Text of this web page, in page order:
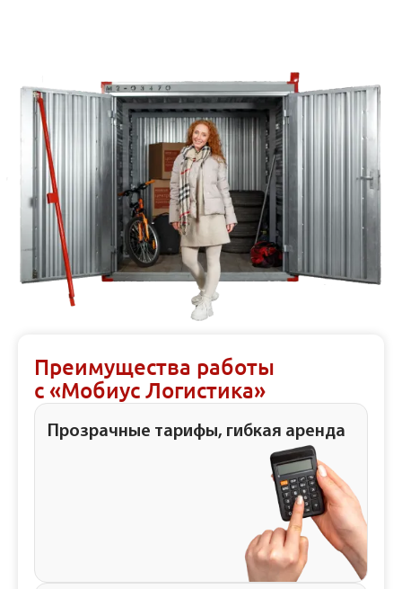
Преимущества работы
с «Мобиус Логистика»
Прозрачные тарифы, гибкая аренда